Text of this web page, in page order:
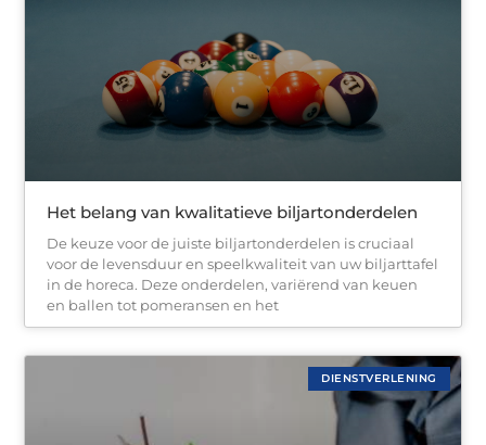
Het belang van kwalitatieve biljartonderdelen
De keuze voor de juiste biljartonderdelen is cruciaal
voor de levensduur en speelkwaliteit van uw biljarttafel
in de horeca. Deze onderdelen, variërend van keuen
en ballen tot pomeransen en het
DIENSTVERLENING